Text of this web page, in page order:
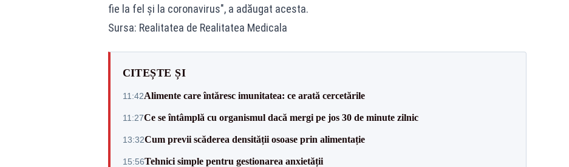
fie la fel și la coronavirus", a adăugat acesta.
Sursa: Realitatea de Realitatea Medicala
CITEȘTE ȘI
11:42Alimente care întăresc imunitatea: ce arată cercetările
11:27Ce se întâmplă cu organismul dacă mergi pe jos 30 de minute zilnic
13:32Cum previi scăderea densității osoase prin alimentație
15:56Tehnici simple pentru gestionarea anxietății